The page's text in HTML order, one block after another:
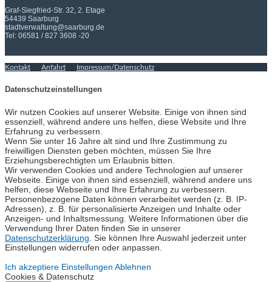
Graf-Siegfried-Str. 32, 2. Etage
54439 Saarburg
stadtverwaltung@saarburg.de
Tel: 06581 / 827 3608 -20
Kontakt Anfahrt Impressum/Datenschutz
Datenschutzeinstellungen
Wir nutzen Cookies auf unserer Website. Einige von ihnen sind
essenziell, während andere uns helfen, diese Website und Ihre
Erfahrung zu verbessern.
Wenn Sie unter 16 Jahre alt sind und Ihre Zustimmung zu
freiwilligen Diensten geben möchten, müssen Sie Ihre
Erziehungsberechtigten um Erlaubnis bitten.
Wir verwenden Cookies und andere Technologien auf unserer
Webseite. Einige von ihnen sind essenziell, während andere uns
helfen, diese Webseite und Ihre Erfahrung zu verbessern.
Personenbezogene Daten können verarbeitet werden (z. B. IP-
Adressen), z. B. für personalisierte Anzeigen und Inhalte oder
Anzeigen- und Inhaltsmessung. Weitere Informationen über die
Verwendung Ihrer Daten finden Sie in unserer
Datenschutzerklärung . Sie können Ihre Auswahl jederzeit unter
Einstellungen widerrufen oder anpassen.
Ich akzeptiere Einstellungen Ablehnen
Cookies & Datenschutz